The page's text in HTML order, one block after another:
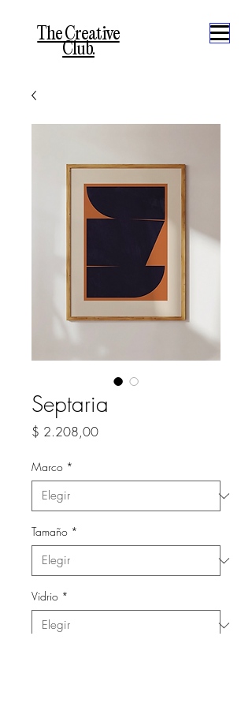
The Creative
Club.
Septaria
$ 2.208,00Precio
Marco *
Tamaño *
Vidrio *